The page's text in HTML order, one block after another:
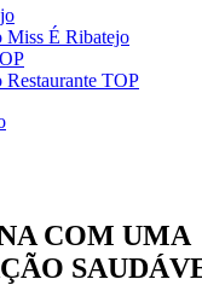
Miss É Ribatejo
Restaurante TOP
COM UMA